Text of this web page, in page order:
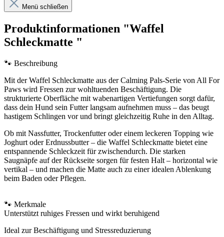
Menü schließen
Produktinformationen "Waffel
Schleckmatte "
🐾 Beschreibung
Mit der Waffel Schleckmatte aus der Calming Pals-Serie von All For
Paws wird Fressen zur wohltuenden Beschäftigung. Die
strukturierte Oberfläche mit wabenartigen Vertiefungen sorgt dafür,
dass dein Hund sein Futter langsam aufnehmen muss – das beugt
hastigem Schlingen vor und bringt gleichzeitig Ruhe in den Alltag.
Ob mit Nassfutter, Trockenfutter oder einem leckeren Topping wie
Joghurt oder Erdnussbutter – die Waffel Schleckmatte bietet eine
entspannende Schleckzeit für zwischendurch. Die starken
Saugnäpfe auf der Rückseite sorgen für festen Halt – horizontal wie
vertikal – und machen die Matte auch zu einer idealen Ablenkung
beim Baden oder Pflegen.
🐾 Merkmale
Unterstützt ruhiges Fressen und wirkt beruhigend
Ideal zur Beschäftigung und Stressreduzierung